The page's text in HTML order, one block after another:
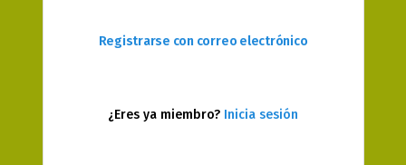
Registrarse con correo electrónico
¿Eres ya miembro? Inicia sesión